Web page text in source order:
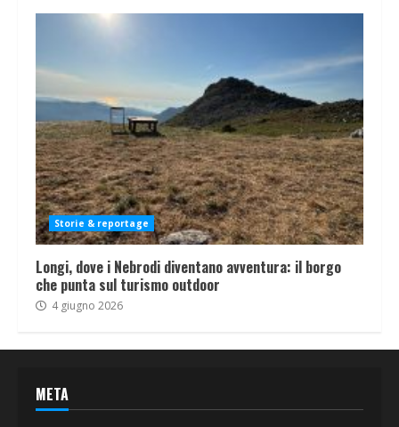
Storie & reportage
Longi, dove i Nebrodi diventano avventura: il borgo
che punta sul turismo outdoor
4 giugno 2026
META